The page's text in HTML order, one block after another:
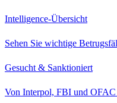
Intelligence-Übersicht
Sehen Sie wichtige
Gesucht & Sanktioniert
Von Interpol, FBI und OFAC